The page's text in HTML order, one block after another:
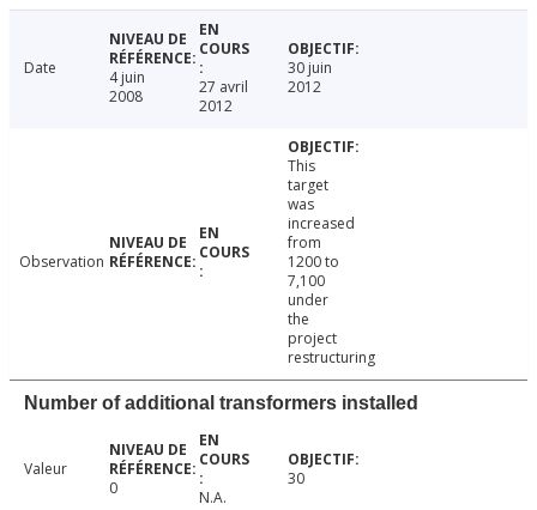
Date
4 juin
2008
27 avril
2012
30 juin
2012
Observation
This
target
was
increased
from
1200 to
7,100
under
the
project
restructuring
Number of additional transformers installed
Valeur
0
N.A.
30